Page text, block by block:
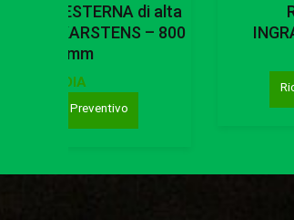
RASATURA DEGLI
SYKES – 900
INDIA
Richiedi Un Preventivo